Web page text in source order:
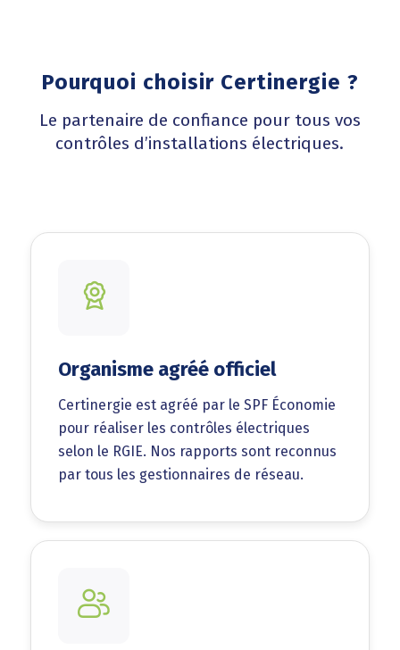
Pourquoi choisir Certinergie ?
Le partenaire de confiance pour tous vos
contrôles d’installations électriques.
Organisme agréé officiel
Certinergie est agréé par le SPF Économie
pour réaliser les contrôles électriques
selon le RGIE. Nos rapports sont reconnus
par tous les gestionnaires de réseau.